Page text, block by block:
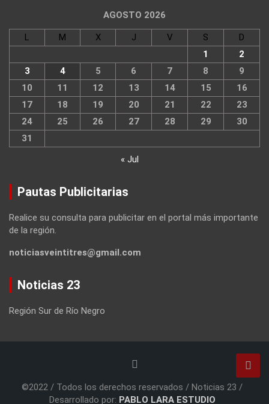
AGOSTO 2026
L M X J V S
D
1
2
3
4 5 6 7 8
9
10
11 12 13 14 15
16
17
18 19 20 21 22
23
24
25 26 27 28 29
30
31
« Jul
Pautas Publicitarias
Realice su consulta para publicitar en el portal más importante
de la región.
noticiasveintitres@gmail.com
Noticias 23
Región Sur de Río Negro
©2022 / Todos los derechos reservados / Noticias 23 /
Desarrollado por: PABLO LARA ESTUDIO